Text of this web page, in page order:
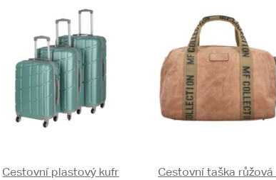
Cestovní plastový kufr
Cestovní taška růžová